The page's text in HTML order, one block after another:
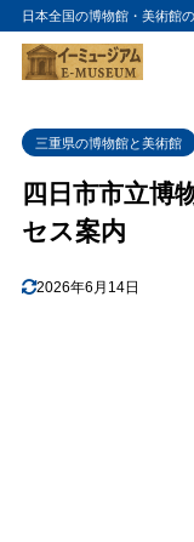
日本全国の博物館・美術館
三重県の博物館と美術館
四日市市立博
セス案内
2026年6月14日
目次
1 四日市市立博物館
3 四日市市立博物館